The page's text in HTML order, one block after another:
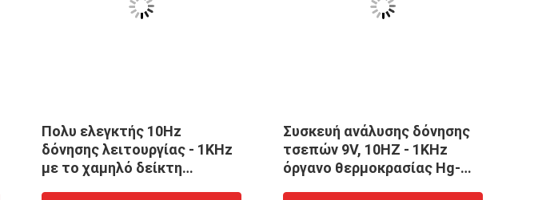
Πολυ ελεγκτής 10Hz
δόνησης λειτουργίας - 1KHz
με το χαμηλό δείκτη
Συσκευή ανάλυσης δόνησης
τσεπών 9V, 10HZ - 1KHz
όργανο θερμοκρασίας Hg-